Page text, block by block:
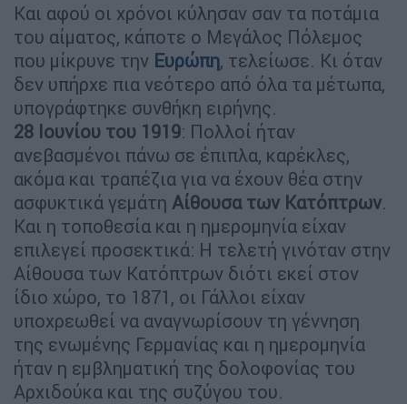
Και αφού οι χρόνοι κύλησαν σαν τα ποτάμια
του αίματος, κάποτε ο Μεγάλος Πόλεμος
που μίκρυνε την Ευρώπη, τελείωσε. Κι όταν
δεν υπήρχε πια νεότερο από όλα τα μέτωπα,
υπογράφτηκε συνθήκη ειρήνης.
28 Ιουνίου του 1919: Πολλοί ήταν
ανεβασμένοι πάνω σε έπιπλα, καρέκλες,
ακόμα και τραπέζια για να έχουν θέα στην
ασφυκτικά γεμάτη Αίθουσα των Κατόπτρων.
Και η τοποθεσία και η ημερομηνία είχαν
επιλεγεί προσεκτικά: Η τελετή γινόταν στην
Αίθουσα των Κατόπτρων διότι εκεί στον
ίδιο χώρο, το 1871, οι Γάλλοι είχαν
υποχρεωθεί να αναγνωρίσουν τη γέννηση
της ενωμένης Γερμανίας και η ημερομηνία
ήταν η εμβληματική της δολοφονίας του
Αρχιδούκα και της συζύγου του.